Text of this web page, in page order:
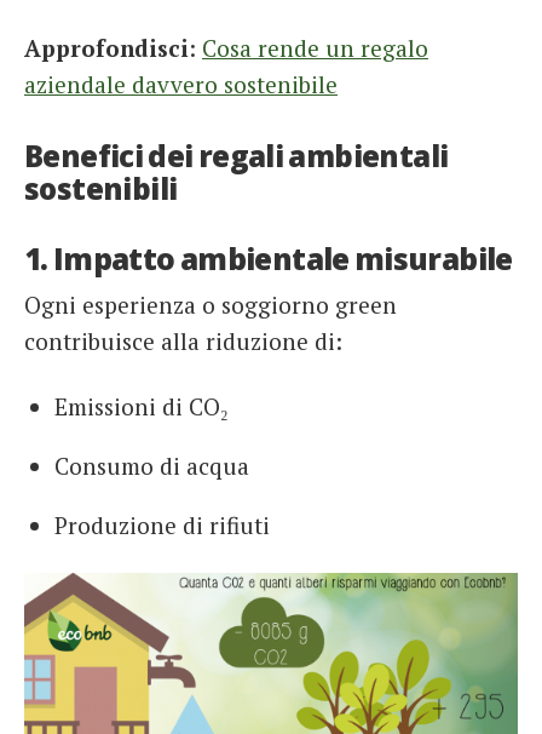
Approfondisci: Cosa rende un regalo
aziendale davvero sostenibile
Benefici dei regali ambientali
sostenibili
1. Impatto ambientale misurabile
Ogni esperienza o soggiorno green
contribuisce alla riduzione di:
Emissioni di CO₂
Consumo di acqua
Produzione di rifiuti